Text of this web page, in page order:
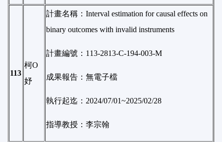
113
柯O
妤
計畫名稱：Interval estimation for causal effects on
binary outcomes with invalid instruments
計畫編號：113-2813-C-194-003-M
成果報告：無電子檔
執行起迄：2024/07/01~2025/02/28
指導教授：李宗翰